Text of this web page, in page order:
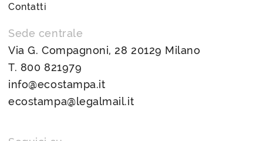
Contatti
Sede centrale
Via G. Compagnoni, 28 20129 Milano
T. 800 821979
info@ecostampa.it
ecostampa@legalmail.it